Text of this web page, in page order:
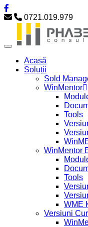
0721.019.979
Acasă
Soluții
Sold
WinMentor
Tools
WinMentor
Tools
WME
Versiuni